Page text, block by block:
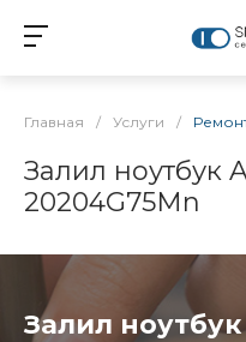
Главная / Услуги /
Залил ноутбук
20204G75Mn
Залил ноутбук